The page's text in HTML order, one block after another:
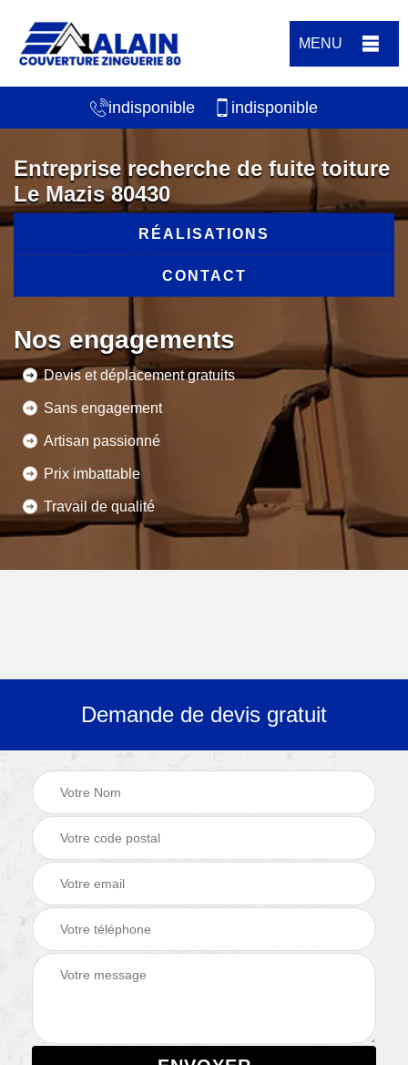
MENU
indisponible indisponible
Entreprise recherche de fuite toiture
Le Mazis 80430
RÉALISATIONS
CONTACT
Nos engagements
Devis et déplacement gratuits
Sans engagement
Artisan passionné
Prix imbattable
Travail de qualité
Demande de devis gratuit